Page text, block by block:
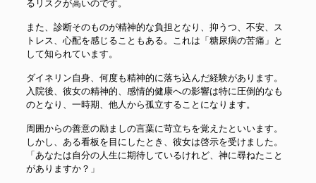
るリスクが高いのです。
また、診断そのものが精神的な負担となり、抑うつ、不安、ス
トレス、心配を感じることもある。これは「糖尿病の苦痛」と
して知られています。
ダイネリン自身、何度も精神的に落ち込んだ経験があります。
入院後、彼女の精神的、感情的健康への影響は特に圧倒的なも
のとなり、一時期、他人から孤立することになります。
周囲からの善意の励ましの言葉に苛立ちを覚えたといいます。
しかし、ある看板を目にしたとき、彼女は啓示を受けました。
「あなたは自分の人生に期待しているけれど、神に尋ねたこと
がありますか？」